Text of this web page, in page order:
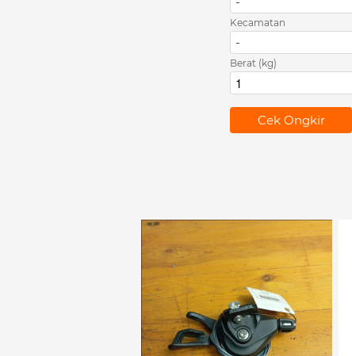
Kecamatan
-
Berat (kg)
`
Cek Ongkir